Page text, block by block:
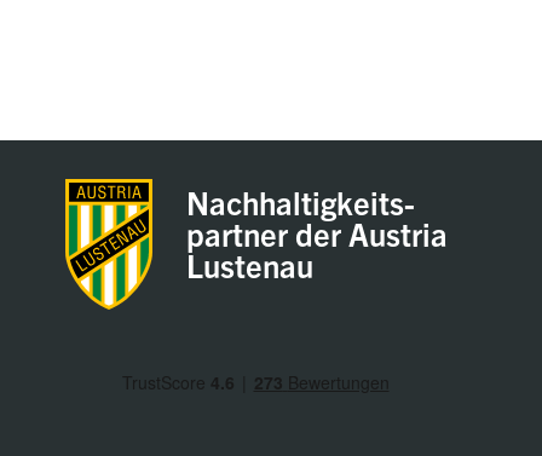
Nachhaltigkeits-
partner der Austria
Lustenau